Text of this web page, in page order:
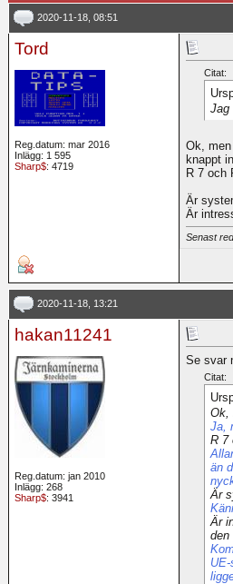
2020-11-18, 08:51
Tord
Reg.datum: mar 2016
Inlägg: 1 595
Sharp$: 4719
Citat:
Jag
Ok,
knappt
R 7 och
Är
Är
Senast
2020-11-18, 13:21
hakan11241
Reg.datum: jan 2010
Inlägg: 268
Sharp$: 3941
Se svar
Citat:
Ok,
Ja,
R 7
än
Är
Är
den